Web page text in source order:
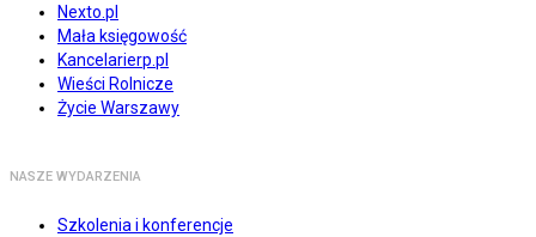
Nexto.pl
Mała księgowość
Kancelarierp.pl
Wieści Rolnicze
Życie Warszawy
NASZE WYDARZENIA
Szkolenia i konferencje